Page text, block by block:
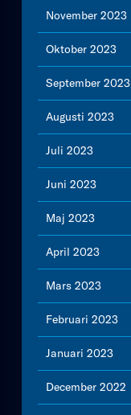
November 2023
Oktober 2023
September 2023
Augusti 2023
Juli 2023
Juni 2023
Maj 2023
April 2023
Mars 2023
Februari 2023
Januari 2023
December 2022